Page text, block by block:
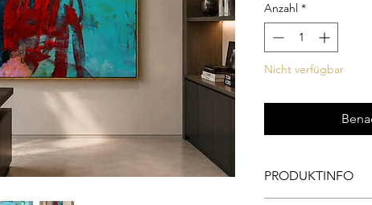
Anzahl *
Nicht verfügbar
PRODUKTINFO